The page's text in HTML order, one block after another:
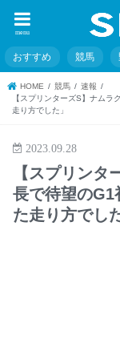
menu
おすすめ 競馬
HOME 競馬
速報
【スプリンターズS】ナム
走り方でした」
2023.09.28
【スプリン
長で待望の
た走り方でし